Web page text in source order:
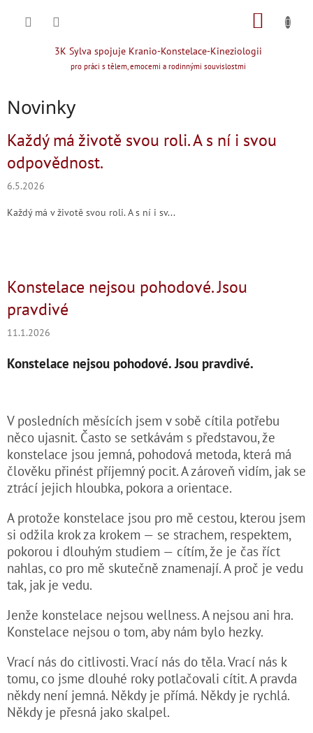
3K Sylva spojuje Kranio-Konstelace-Kineziologii
pro práci s tělem, emocemi a rodinnými souvislostmi
Novinky
V
ý
p
i
č
ů
Každý má životě svou roli. A s ní i svou
odpovědnost.
6.5.2026
Každý má v životě svou roli. A s ní i sv...
Konstelace nejsou pohodové. Jsou
pravdivé
11.1.2026
Konstelace nejsou pohodové. Jsou pravdivé.
V posledních měsících jsem v sobě cítila potřebu
něco ujasnit. Často se setkávám s představou, že
konstelace jsou jemná, pohodová metoda, která má
člověku přinést příjemný pocit. A zároveň vidím, jak se
ztrácí jejich hloubka, pokora a orientace.
A protože konstelace jsou pro mě cestou, kterou jsem
si odžila krok za krokem — se strachem, respektem,
pokorou i dlouhým studiem — cítím, že je čas říct
nahlas, co pro mě skutečně znamenají. A proč je vedu
tak, jak je vedu.
Jenže konstelace nejsou wellness. A nejsou ani hra.
Konstelace nejsou o tom, aby nám bylo hezky.
Vrací nás do citlivosti. Vrací nás do těla. Vrací nás k
tomu, co jsme dlouhé roky potlačovali cítit. A pravda
někdy není jemná. Někdy je přímá. Někdy je rychlá.
Někdy je přesná jako skalpel.